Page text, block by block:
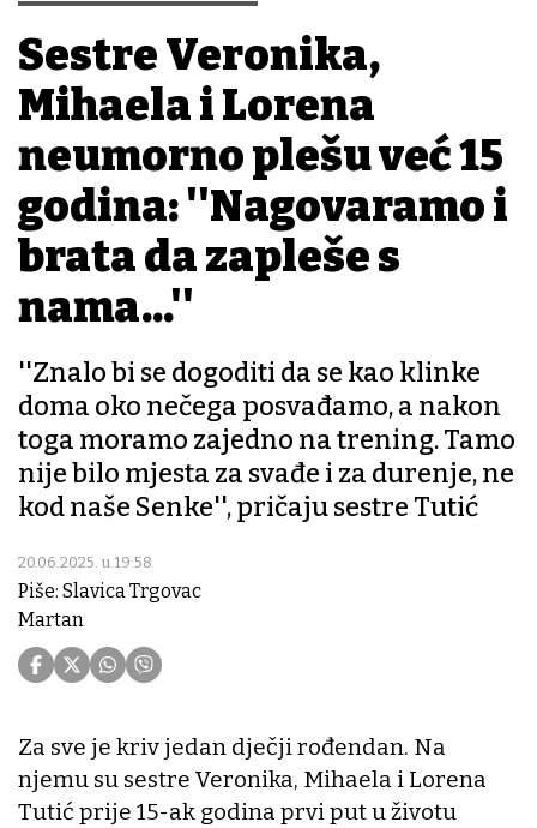
Sestre Veronika,
Mihaela i Lorena
neumorno plešu već 15
godina: ''Nagovaramo i
brata da zapleše s
nama...''
''Znalo bi se dogoditi da se kao klinke
doma oko nečega posvađamo, a nakon
toga moramo zajedno na trening. Tamo
nije bilo mjesta za svađe i za durenje, ne
kod naše Senke'', pričaju sestre Tutić
20.06.2025. u 19:58
Piše: Slavica Trgovac
Martan
Za sve je kriv jedan dječji rođendan. Na
njemu su sestre Veronika, Mihaela i Lorena
Tutić prije 15-ak godina prvi put u životu